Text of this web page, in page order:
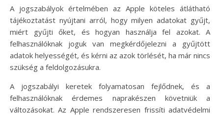
A jogszabályok értelmében az Apple köteles átlátható
tájékoztatást nyújtani arról, hogy milyen adatokat gyűjt,
miért gyűjti őket, és hogyan használja fel azokat. A
felhasználóknak joguk van megkérdőjelezni a gyűjtött
adatok helyességét, és kérni az azok törlését, ha már nincs
szükség a feldolgozásukra.
A jogszabályi keretek folyamatosan fejlődnek, és a
felhasználóknak érdemes naprakészen követniük a
változásokat. Az Apple rendszeresen frissíti adatvédelmi